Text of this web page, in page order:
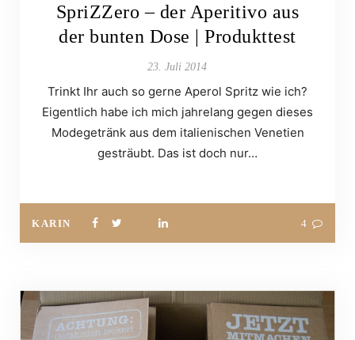
SpriZZero – der Aperitivo aus
der bunten Dose | Produkttest
23. Juli 2014
Trinkt Ihr auch so gerne Aperol Spritz wie ich?
Eigentlich habe ich mich jahrelang gegen dieses
Modegetränk aus dem italienischen Venetien
gesträubt. Das ist doch nur…
KARIN 4